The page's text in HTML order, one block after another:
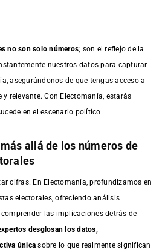
no son solo números; son el reflejo de la
nuestros datos para capturar
asegurándonos de que tengas acceso a
relevante. Con Electomanía, estarás
en el escenario político.
allá de los números de
cifras. En Electomanía, profundizamos en
electorales, ofreciendo análisis
las implicaciones detrás de
desglosan los datos,
única sobre lo que realmente significan